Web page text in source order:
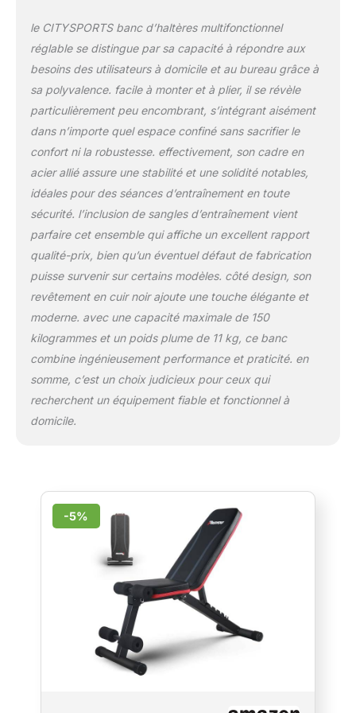
assemblé, le paquet contient des
instructions de montage et des outils. Il vous
et arrière. Après votre entraînement, vous
pouvez simplement les plier et les placer
dans le coin, dans le placard ou sous le lit.
Dimensions plié : 90 x 40 x 25 cm.
Économisez 80% d'espace. 【AUCUN
SOUCIS】Nous offrons une garantie d'un an
et un service après-vente professionnel à
vie. Si vous avez des questions, n'hésitez
pas à nous contacter. Service client 24h/24
et 7j/7 pour résoudre les problèmes à temps.
Solutions 100% satisfaisantes！
le CITYSPORTS banc d’haltères multifonctionnel
réglable se distingue par sa capacité à répondre aux
besoins des utilisateurs à domicile et au bureau grâce à
sa polyvalence. facile à monter et à plier, il se révèle
particulièrement peu encombrant, s’intégrant aisément
dans n’importe quel espace confiné sans sacrifier le
confort ni la robustesse. effectivement, son cadre en
acier allié assure une stabilité et une solidité notables,
idéales pour des séances d’entraînement en toute
sécurité. l’inclusion de sangles d’entraînement vient
parfaire cet ensemble qui affiche un excellent rapport
qualité-prix, bien qu’un éventuel défaut de fabrication
puisse survenir sur certains modèles. côté design, son
revêtement en cuir noir ajoute une touche élégante et
moderne. avec une capacité maximale de 150
kilogrammes et un poids plume de 11 kg, ce banc
combine ingénieusement performance et praticité. en
somme, c’est un choix judicieux pour ceux qui
recherchent un équipement fiable et fonctionnel à
domicile.
-5%